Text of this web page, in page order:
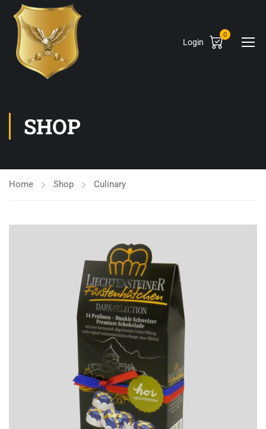
Login
0
SHOP
Home Shop Culinary